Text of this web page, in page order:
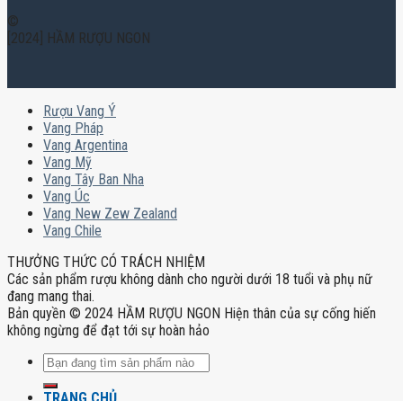
©
[2024] HẦM RƯỢU NGON
Rượu Vang Ý
Vang Pháp
Vang Argentina
Vang Mỹ
Vang Tây Ban Nha
Vang Úc
Vang New Zew Zealand
Vang Chile
THƯỞNG THỨC CÓ TRÁCH NHIỆM
Các sản phẩm rượu không dành cho người dưới 18 tuổi và phụ nữ
đang mang thai.
Bản quyền © 2024 HẦM RƯỢU NGON Hiện thân của sự cống hiến
không ngừng để đạt tới sự hoàn hảo
Tìm
kiếm: